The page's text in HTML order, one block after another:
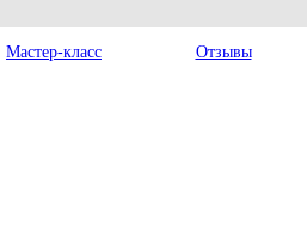
Мастер-класс Отзывы